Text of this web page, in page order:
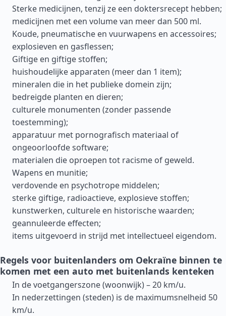
Sterke medicijnen, tenzij ze een doktersrecept hebben;
medicijnen met een volume van meer dan 500 ml.
Koude, pneumatische en vuurwapens en accessoires;
explosieven en gasflessen;
Giftige en giftige stoffen;
huishoudelijke apparaten (meer dan 1 item);
mineralen die in het publieke domein zijn;
bedreigde planten en dieren;
culturele monumenten (zonder passende
toestemming);
apparatuur met pornografisch materiaal of
ongeoorloofde software;
materialen die oproepen tot racisme of geweld.
Wapens en munitie;
verdovende en psychotrope middelen;
sterke giftige, radioactieve, explosieve stoffen;
kunstwerken, culturele en historische waarden;
geannuleerde effecten;
items uitgevoerd in strijd met intellectueel eigendom.
Regels voor buitenlanders om Oekraïne binnen te
komen met een auto met buitenlands kenteken
In de voetgangerszone (woonwijk) – 20 km/u.
In nederzettingen (steden) is de maximumsnelheid 50
km/u.